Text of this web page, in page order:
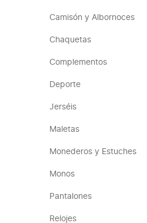
Camisón y Albornoces
Chaquetas
Complementos
Deporte
Jerséis
Maletas
Monederos y Estuches
Monos
Pantalones
Relojes